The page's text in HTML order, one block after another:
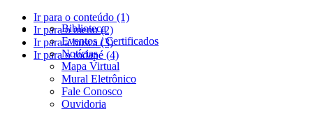
Ir para o conteúdo (1)
Ir para o menu (2)
Ir para a busca (3)
Ir para o rodapé (4)
Biblioteca
Eventos / Certificados
Notícias
Mapa Virtual
Mural Eletrônico
Fale Conosco
Ouvidoria